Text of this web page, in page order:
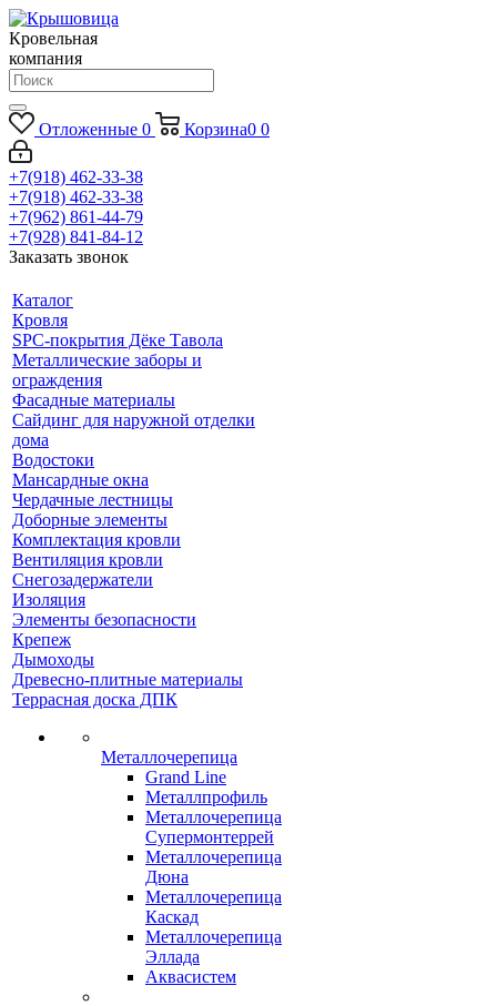
Кровельная
компания
Отложенные 0 Корзина0 0
+7(918) 462-33-38
+7(918) 462-33-38
+7(962) 861-44-79
+7(928) 841-84-12
Заказать звонок
Каталог
Кровля
SPC-покрытия Дёке Тавола
Металлические заборы и
ограждения
Фасадные материалы
Сайдинг для наружной отделки
дома
Водостоки
Мансардные окна
Чердачные лестницы
Доборные элементы
Комплектация кровли
Вентиляция кровли
Снегозадержатели
Изоляция
Элементы безопасности
Крепеж
Дымоходы
Древесно-плитные материалы
Террасная доска ДПК
Металлочерепица
Grand Line
Металлпрофиль
Металлочерепица
Супермонтеррей
Металлочерепица
Дюна
Металлочерепица
Каскад
Металлочерепица
Эллада
Аквасистем